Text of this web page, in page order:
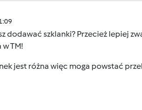
dodawać szklanki? Przecież lepiej
w TM!
jest różna więc moga powstać